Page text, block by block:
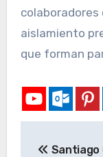
aislamiento
que forman
Santiago